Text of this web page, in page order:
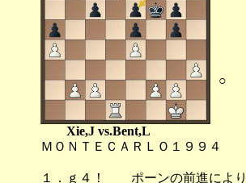
Xie,J vs.Bent,L
ＭＯＮＴＥＣＡＲＬＯ１９９４
１．ｇ４！ ポーンの前進により
○